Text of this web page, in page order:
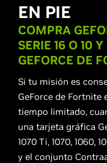
EN PIE
COMPRA
SERIE 16 O 10 Y
GEFORCE DE
Si tu misión es
GeForce de Fortnite
tiempo limitado,
una tarjeta gráfica
1070 Ti, 1070, 1060,
y el conjunto